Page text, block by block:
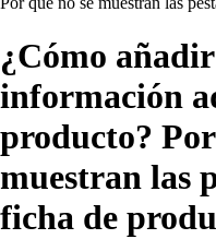
¿Cómo
información
producto?
muestran las
ficha de